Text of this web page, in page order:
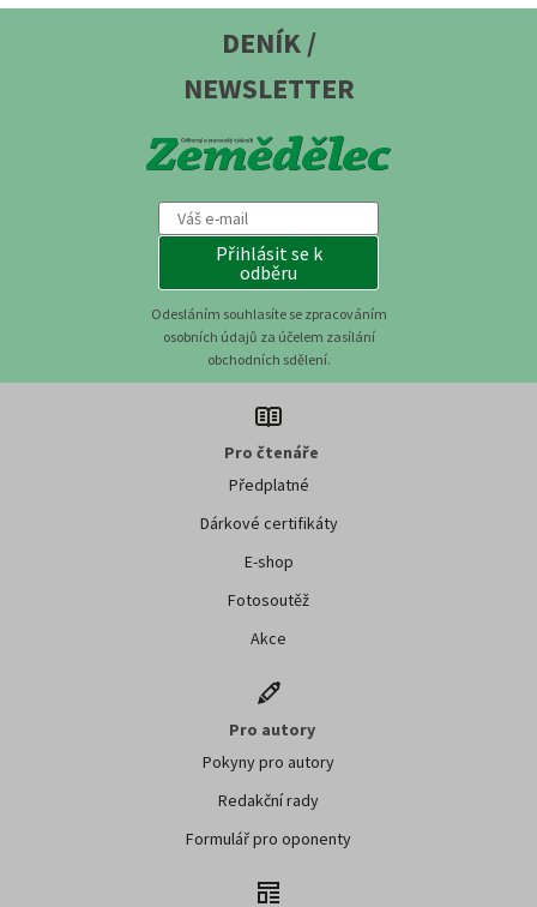
DENÍK /
NEWSLETTER
Přihlásit se k
odběru
Odesláním souhlasíte se zpracováním
osobních údajů za účelem zasílání
obchodních sdělení.
Pro čtenáře
Předplatné
Dárkové certifikáty
E-shop
Fotosoutěž
Akce
Pro autory
Pokyny pro autory
Redakční rady
Formulář pro oponenty